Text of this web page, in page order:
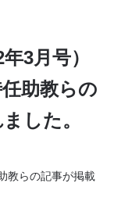
3月号）
助教らの
した。
教らの記事が掲載